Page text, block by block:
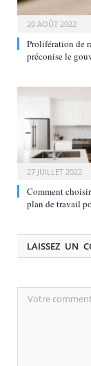
20 AOÛT 2022
Prolifération de
préconise le
27 JUILLET 2022
Comment
plan de travail
LAISSEZ UN